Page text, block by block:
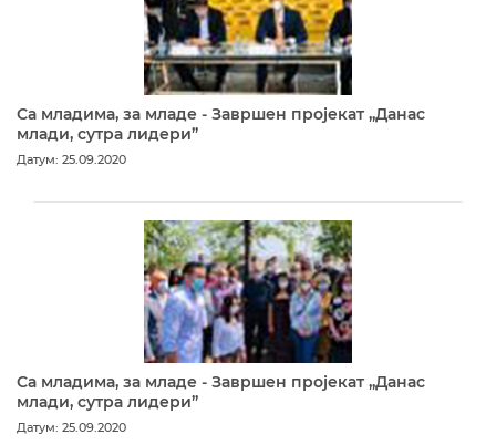
Са младима, за младе - Завршен пројекат „Данас
млади, сутра лидери”
Датум: 25.09.2020
Са младима, за младе - Завршен пројекат „Данас
млади, сутра лидери”
Датум: 25.09.2020